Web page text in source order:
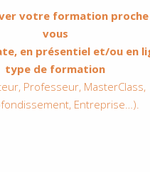
votre formation proche
vous
en présentiel et/ou en
type de formation
Professeur, MasterClass,
Entreprise…).